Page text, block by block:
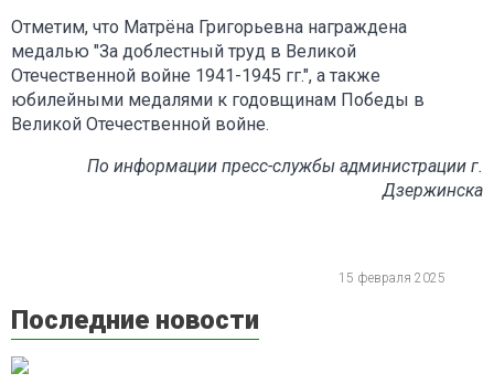
Отметим, что Матрёна Григорьевна награждена
медалью "За доблестный труд в Великой
Отечественной войне 1941-1945 гг.", а также
юбилейными медалями к годовщинам Победы в
Великой Отечественной войне.
По информации пресс-службы администрации г.
Дзержинска
15 февраля 2025
Последние новости